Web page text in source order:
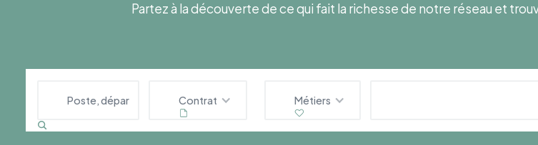
Partez à la découverte de ce qui fait la richesse de notre réseau et
Contrat Métiers